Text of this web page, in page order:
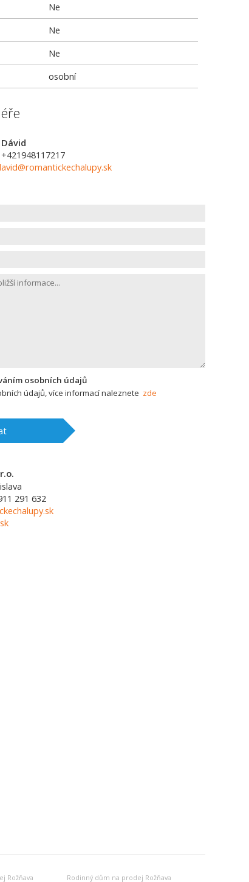
Ne
Ne
Ne
osobní
osobních údajů
údajů, více informací naleznete zde
291 632
Rožňava Rodinný dům na prodej Rožňava